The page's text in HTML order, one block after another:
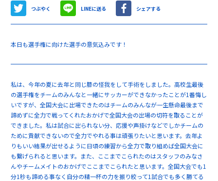
つぶやく LINEに送る シェアする
本日も選手権に向けた選手の意気込みです！
私は、今年の夏に去年と同じ膝の怪我をして手術をしました。高校生最後
の選手権をチームのみんなと一緒にサッカーができなかったことが1番悔し
いですが、全国大会に出場できたのはチームのみんなが一生懸命最後まで
諦めずに全力で戦ってくれたおかげで全国大会の出場の切符を取ることが
できました。私は試合に出られない分、応援や声掛けなどでしかチームの
ために貢献できないので全力でやれる事は頑張りたいと思います。去年よ
りもいい結果が出せるように日頃の練習から全力で取り組めば全国大会に
も繋げられると思います。また、ここまでこられたのはスタッフのみなさ
んやチームメイトのおかげでここまでこられたと思います。全国大会でも1
分1秒も諦める事なく自分の精一杯の力を振り絞って1試合でも多く勝てる